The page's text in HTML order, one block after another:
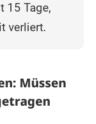
15 Tage,
verliert.
Müssen